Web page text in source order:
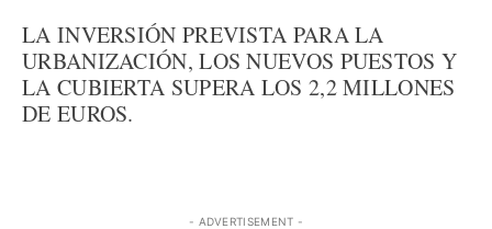
LA INVERSIÓN PREVISTA PARA LA
URBANIZACIÓN, LOS NUEVOS PUESTOS Y
LA CUBIERTA SUPERA LOS 2,2 MILLONES
DE EUROS.
- ADVERTISEMENT -